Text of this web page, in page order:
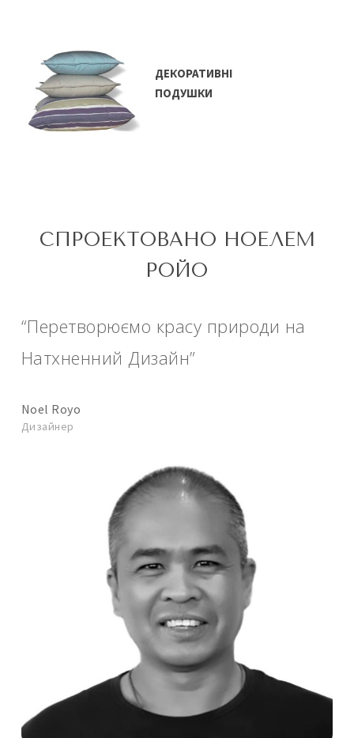
ДЕКОРАТИВНІ
ПОДУШКИ
СПРОЕКТОВАНО НОЕЛЕМ
РОЙО
“Перетворюємо красу природи на
Натхненний Дизайн”
Noel Royo
Дизайнер